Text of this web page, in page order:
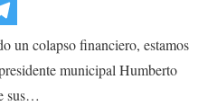
un colapso financiero, estamos
municipal Humberto
sus…